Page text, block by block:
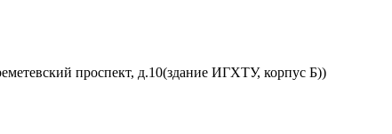
проспект, д.10(здание ИГХТУ, корпус Б))